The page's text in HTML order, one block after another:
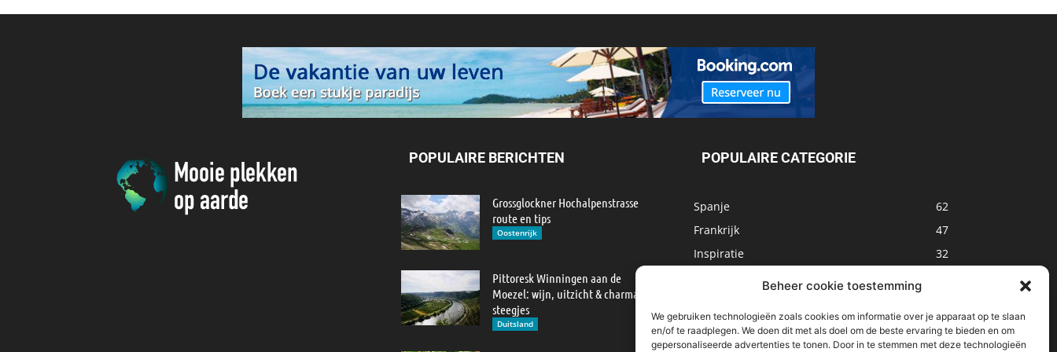
Beheer cookie toestemming
We gebruiken technologieën zoals cookies om informatie over je apparaat op te slaan
en/of te raadplegen. We doen dit met als doel om de beste ervaring te bieden en om
gepersonaliseerde advertenties te tonen. Door in te stemmen met deze technologieën
POPULAIRE BERICHTEN
Grossglockner Hochalpenstrasse
route en tips
Oostenrijk
Pittoresk Winningen aan de
Moezel: wijn, uitzicht & charmante
steegjes
Duitsland
POPULAIRE CATEGORIE
Spanje
62
Frankrijk
47
Inspiratie
32
Malta
31
Roemenië
29